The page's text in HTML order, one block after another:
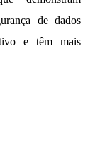
de dados
e têm mais